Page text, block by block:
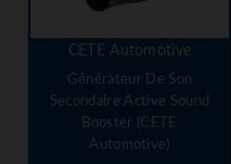
CETE Automotive
Générateur De Son
Secondaire Active Sound
Booster (CETE
Automotive)